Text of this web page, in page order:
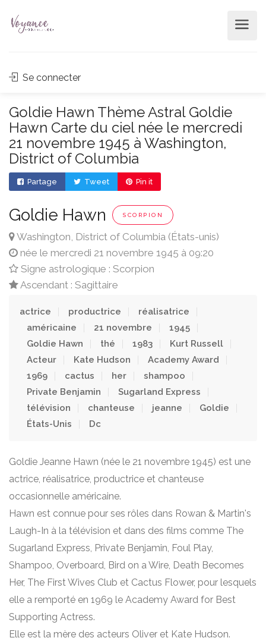
Se connecter
Goldie Hawn Thème Astral Goldie
Hawn Carte du ciel née le mercredi
21 novembre 1945 à Washington,
District of Columbia
Partage Tweet Pin it
Goldie Hawn SCORPION
Washington, District of Columbia (États-unis)
née le mercredi 21 novembre 1945 à 09:20
Signe astrologique : Scorpion
Ascendant : Sagittaire
actrice productrice
réalisatrice
américaine
21 novembre
1945
Goldie Hawn
thé 1983
Kurt Russell
Acteur
Kate Hudson
Academy Award
1969
cactus her
shampoo
Private Benjamin
Sugarland Express
télévision
chanteuse jeanne
Goldie
États-Unis
Dc
Goldie Jeanne Hawn (née le 21 novembre 1945) est une
actrice, réalisatrice, productrice et chanteuse
occasionnelle américaine.
Hawn est connue pour ses rôles dans Rowan & Martin's
Laugh-In à la télévision et dans des films comme The
Sugarland Express, Private Benjamin, Foul Play,
Shampoo, Overboard, Bird on a Wire, Death Becomes
Her, The First Wives Club et Cactus Flower, pour lesquels
elle a remporté en 1969 le Academy Award for Best
Supporting Actress.
Elle est la mère des acteurs Oliver et Kate Hudson.